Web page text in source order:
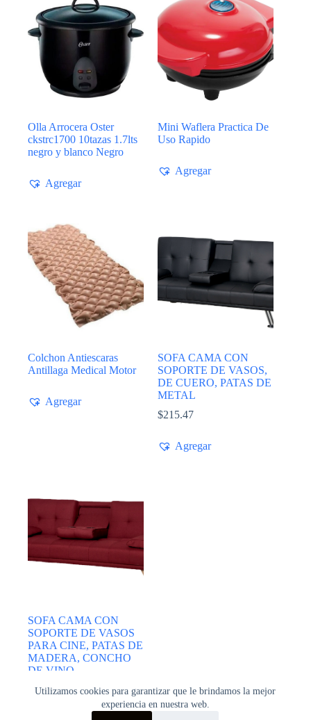
Utilizamos cookies para garantizar que le brindamos la mejor
experiencia en nuestra web.
Olla Arrocera Oster
ckstrc1700 10tazas 1.7lts
negro y blanco Negro
Agregar
Mini Waflera Practica De
Uso Rapido
Agregar
Colchon Antiescaras
Antillaga Medical Motor
Agregar
SOFA CAMA CON
SOPORTE DE VASOS,
DE CUERO, PATAS DE
METAL
$215.47
Agregar
SOFA CAMA CON
SOPORTE DE VASOS
PARA CINE, PATAS DE
MADERA, CONCHO
DE VINO